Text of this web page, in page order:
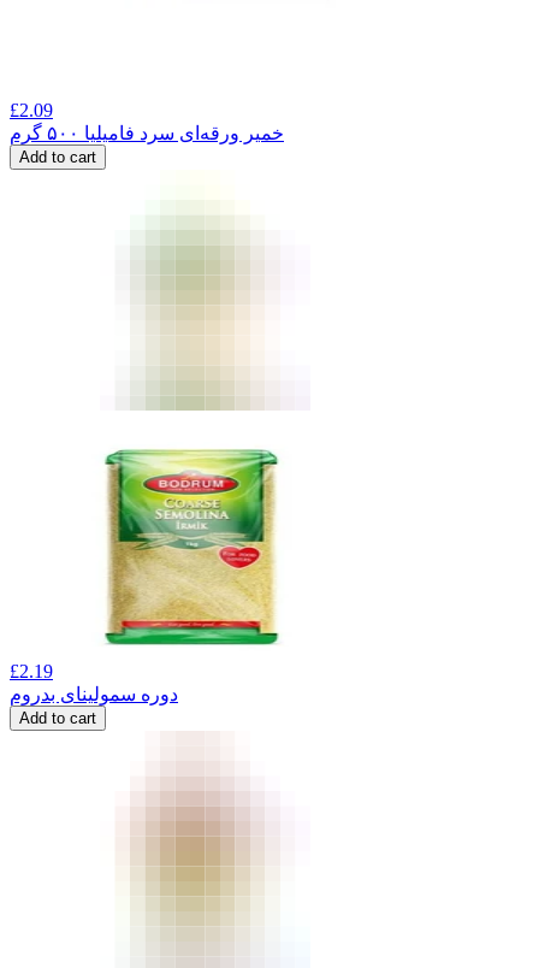
£2.09
خمیر ورقه‌ای سرد فامیلیا ۵۰۰ گرم
Add to cart
£2.19
دوره سمولینای بدروم
Add to cart